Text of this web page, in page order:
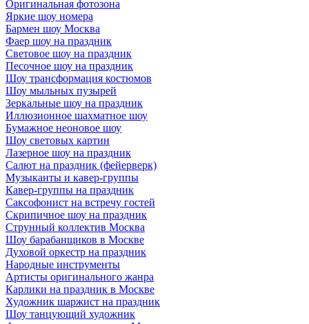
Оригинальная фотозона
Яркие шоу номера
Бармен шоу Москва
Фаер шоу на праздник
Световое шоу на праздник
Песочное шоу на праздник
Шоу трансформация костюмов
Шоу мыльных пузырей
Зеркальные шоу на праздник
Иллюзионное шахматное шоу
Бумажное неоновое шоу
Шоу световых картин
Лазерное шоу на праздник
Салют на праздник (фейерверк)
Музыканты и кавер-группы
Кавер-группы на праздник
Саксофонист на встречу гостей
Скрипичное шоу на праздник
Струнный коллектив Москва
Шоу барабанщиков в Москве
Духовой оркестр на праздник
Народные инструменты
Артисты оригинального жанра
Карлики на праздник в Москве
Художник шаржист на праздник
Шоу танцующий художник